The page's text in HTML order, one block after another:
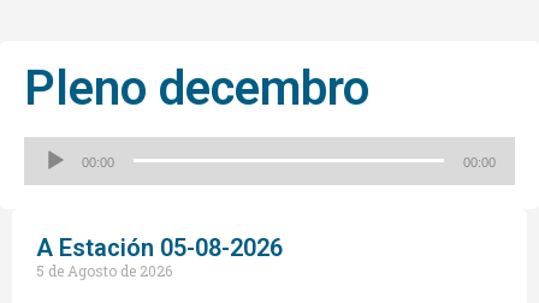
Pleno decembro
00:00 00:00
A Estación 05-08-2026
5 de Agosto de 2026